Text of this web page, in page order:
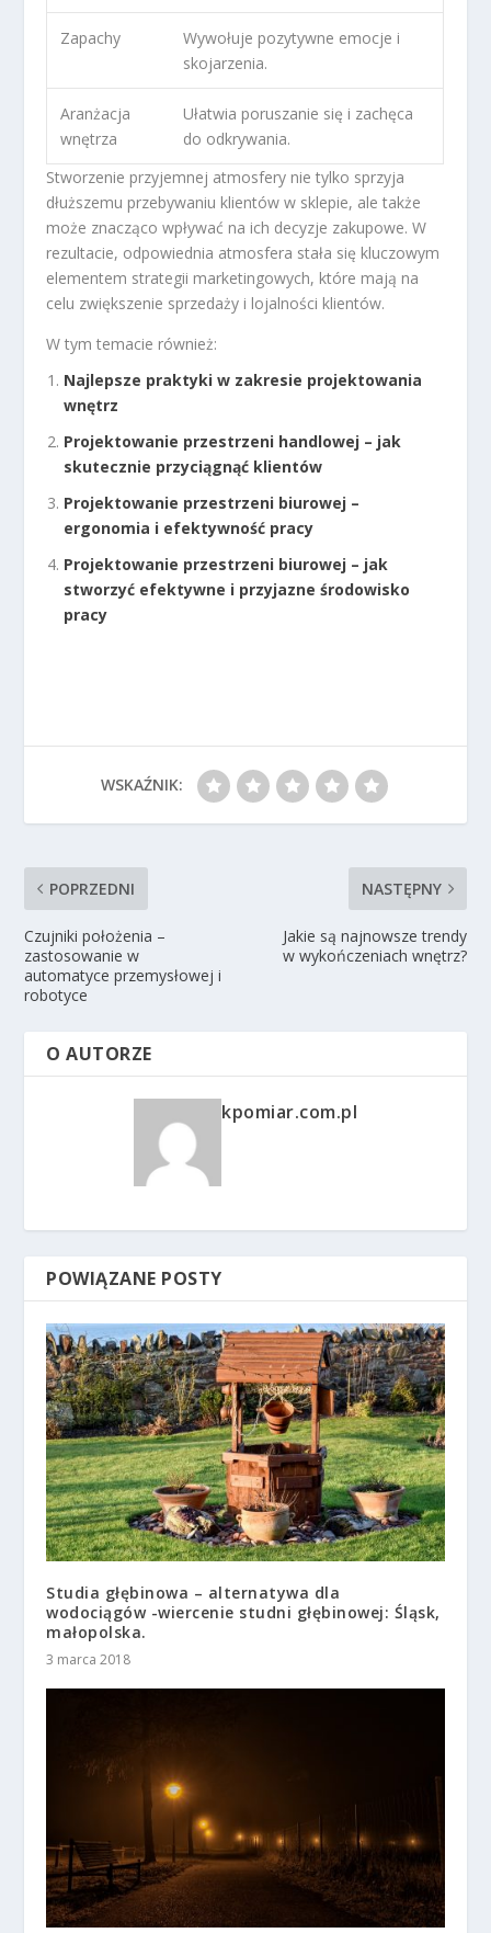
Zapachy
Wywołuje pozytywne emocje i
skojarzenia.
Aranżacja
wnętrza
Ułatwia poruszanie się i zachęca
do odkrywania.
Stworzenie przyjemnej atmosfery nie tylko sprzyja
dłuższemu przebywaniu klientów w sklepie, ale także
może znacząco wpływać na ich decyzje zakupowe. W
rezultacie, odpowiednia atmosfera stała się kluczowym
elementem strategii marketingowych, które mają na
celu zwiększenie sprzedaży i lojalności klientów.
W tym temacie również:
Najlepsze praktyki w zakresie projektowania
wnętrz
Projektowanie przestrzeni handlowej – jak
skutecznie przyciągnąć klientów
Projektowanie przestrzeni biurowej –
ergonomia i efektywność pracy
Projektowanie przestrzeni biurowej – jak
stworzyć efektywne i przyjazne środowisko
pracy
WSKAŹNIK:
POPRZEDNI
Czujniki położenia –
zastosowanie w
automatyce przemysłowej i
robotyce
NASTĘPNY
Jakie są najnowsze trendy
w wykończeniach wnętrz?
O AUTORZE
kpomiar.com.pl
POWIĄZANE POSTY
Studia głębinowa – alternatywa dla
wodociągów -wiercenie studni głębinowej: Śląsk,
małopolska.
3 marca 2018